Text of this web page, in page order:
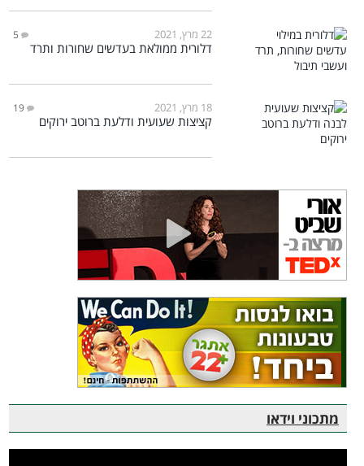
22 מרץ, 2021 5
דלורית ממולאת בעדשים שחורות ותרד
18 מרץ, 2021 19
קציצות שעועית ודלעת ברוטב ירוקים
מתכוני וידאו